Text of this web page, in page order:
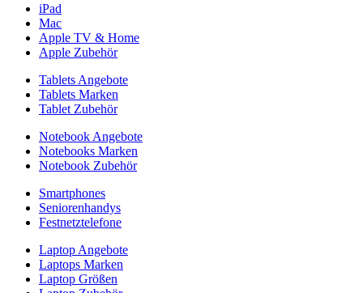
iPad
Mac
Apple TV & Home
Apple Zubehör
Tablets Angebote
Tablets Marken
Tablet Zubehör
Notebook Angebote
Notebooks Marken
Notebook Zubehör
Smartphones
Seniorenhandys
Festnetztelefone
Laptop Angebote
Laptops Marken
Laptop Größen